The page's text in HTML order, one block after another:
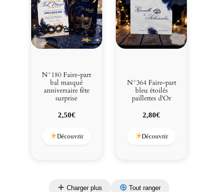
N°180 Faire-part
bal masqué
anniversaire fête
surprise
2,50€
Découvrir
N°364 Faire-part
bleu étoilés
paillettes d’Or
2,80€
Découvrir
Charger plus Tout ranger